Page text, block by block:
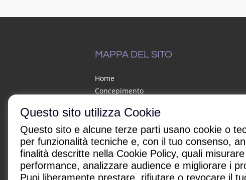
Questo sito utilizza Cookie
Questo sito e alcune terze parti usano cookie o
per funzionalità tecniche e, con il tuo consenso,
finalità descritte nella Cookie Policy, quali
performance, analizzare audience e migliorare i
Puoi liberamente prestare, rifiutare o revocare il
MAPPA DEL SITO
Home
Concepimento
Gravidanza
Alimentazione
Crescita
Bimbi e malattie
In famiglia